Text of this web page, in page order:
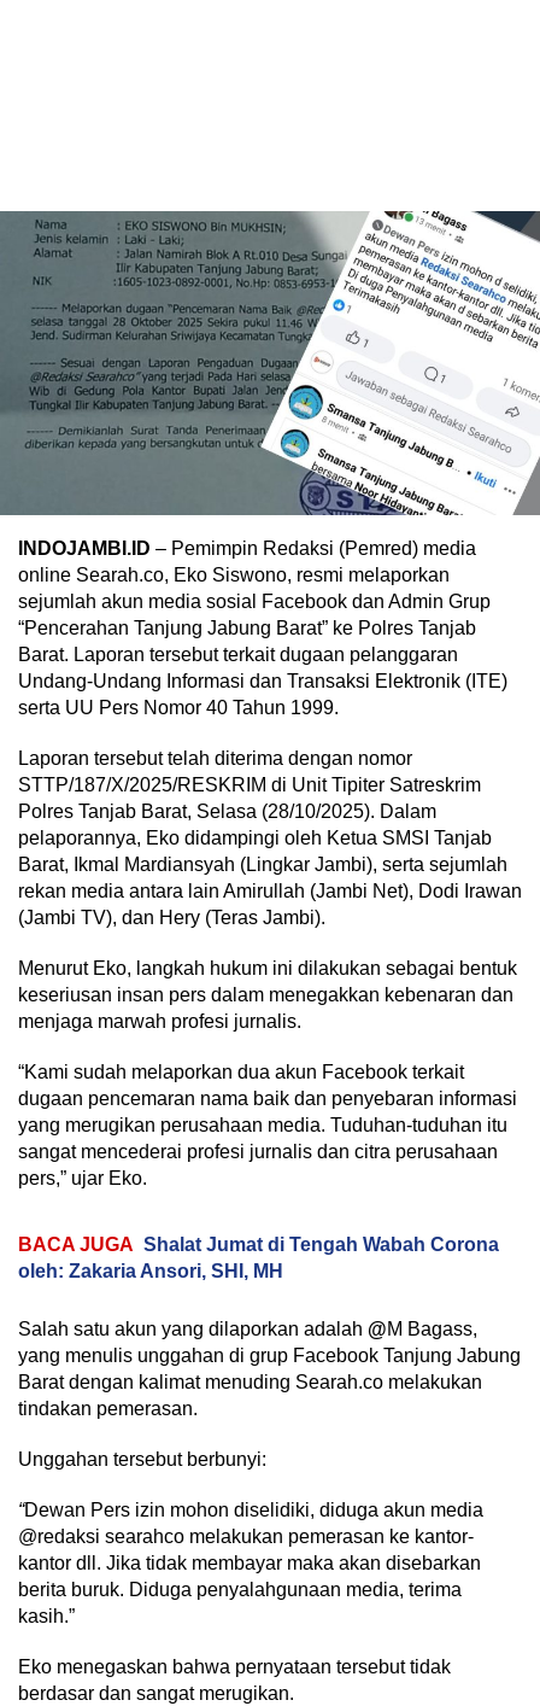
INDOJAMBI.ID – Pemimpin Redaksi (Pemred) media
online Searah.co, Eko Siswono, resmi melaporkan
sejumlah akun media sosial Facebook dan Admin Grup
“Pencerahan Tanjung Jabung Barat” ke Polres Tanjab
Barat. Laporan tersebut terkait dugaan pelanggaran
Undang-Undang Informasi dan Transaksi Elektronik (ITE)
serta UU Pers Nomor 40 Tahun 1999.
Laporan tersebut telah diterima dengan nomor
STTP/187/X/2025/RESKRIM di Unit Tipiter Satreskrim
Polres Tanjab Barat, Selasa (28/10/2025). Dalam
pelaporannya, Eko didampingi oleh Ketua SMSI Tanjab
Barat, Ikmal Mardiansyah (Lingkar Jambi), serta sejumlah
rekan media antara lain Amirullah (Jambi Net), Dodi Irawan
(Jambi TV), dan Hery (Teras Jambi).
Menurut Eko, langkah hukum ini dilakukan sebagai bentuk
keseriusan insan pers dalam menegakkan kebenaran dan
menjaga marwah profesi jurnalis.
“Kami sudah melaporkan dua akun Facebook terkait
dugaan pencemaran nama baik dan penyebaran informasi
yang merugikan perusahaan media. Tuduhan-tuduhan itu
sangat mencederai profesi jurnalis dan citra perusahaan
pers,” ujar Eko.
BACA JUGA Shalat Jumat di Tengah Wabah Corona
oleh: Zakaria Ansori, SHI, MH
Salah satu akun yang dilaporkan adalah @M Bagass,
yang menulis unggahan di grup Facebook Tanjung Jabung
Barat dengan kalimat menuding Searah.co melakukan
tindakan pemerasan.
Unggahan tersebut berbunyi:
“Dewan Pers izin mohon diselidiki, diduga akun media
@redaksi searahco melakukan pemerasan ke kantor-
kantor dll. Jika tidak membayar maka akan disebarkan
berita buruk. Diduga penyalahgunaan media, terima
kasih.”
Eko menegaskan bahwa pernyataan tersebut tidak
berdasar dan sangat merugikan.